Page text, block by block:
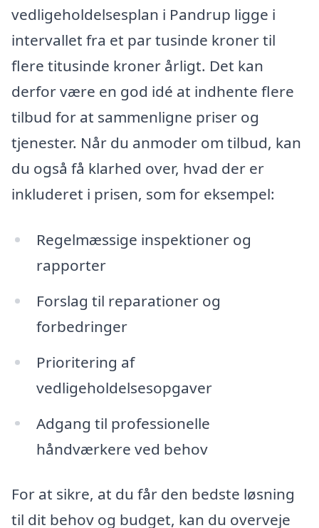
vedligeholdelsesplan i Pandrup ligge i
intervallet fra et par tusinde kroner til
flere titusinde kroner årligt. Det kan
derfor være en god idé at indhente flere
tilbud for at sammenligne priser og
tjenester. Når du anmoder om tilbud, kan
du også få klarhed over, hvad der er
inkluderet i prisen, som for eksempel:
Regelmæssige inspektioner og
rapporter
Forslag til reparationer og
forbedringer
Prioritering af
vedligeholdelsesopgaver
Adgang til professionelle
håndværkere ved behov
For at sikre, at du får den bedste løsning
til dit behov og budget, kan du overveje